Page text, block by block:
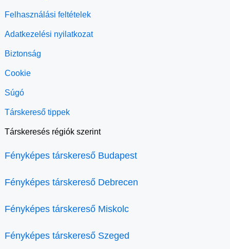
Felhasználási feltételek
Adatkezelési nyilatkozat
Biztonság
Cookie
Súgó
Társkereső tippek
Társkeresés régiók szerint
Fényképes társkereső Budapest
Fényképes társkereső Debrecen
Fényképes társkereső Miskolc
Fényképes társkereső Szeged